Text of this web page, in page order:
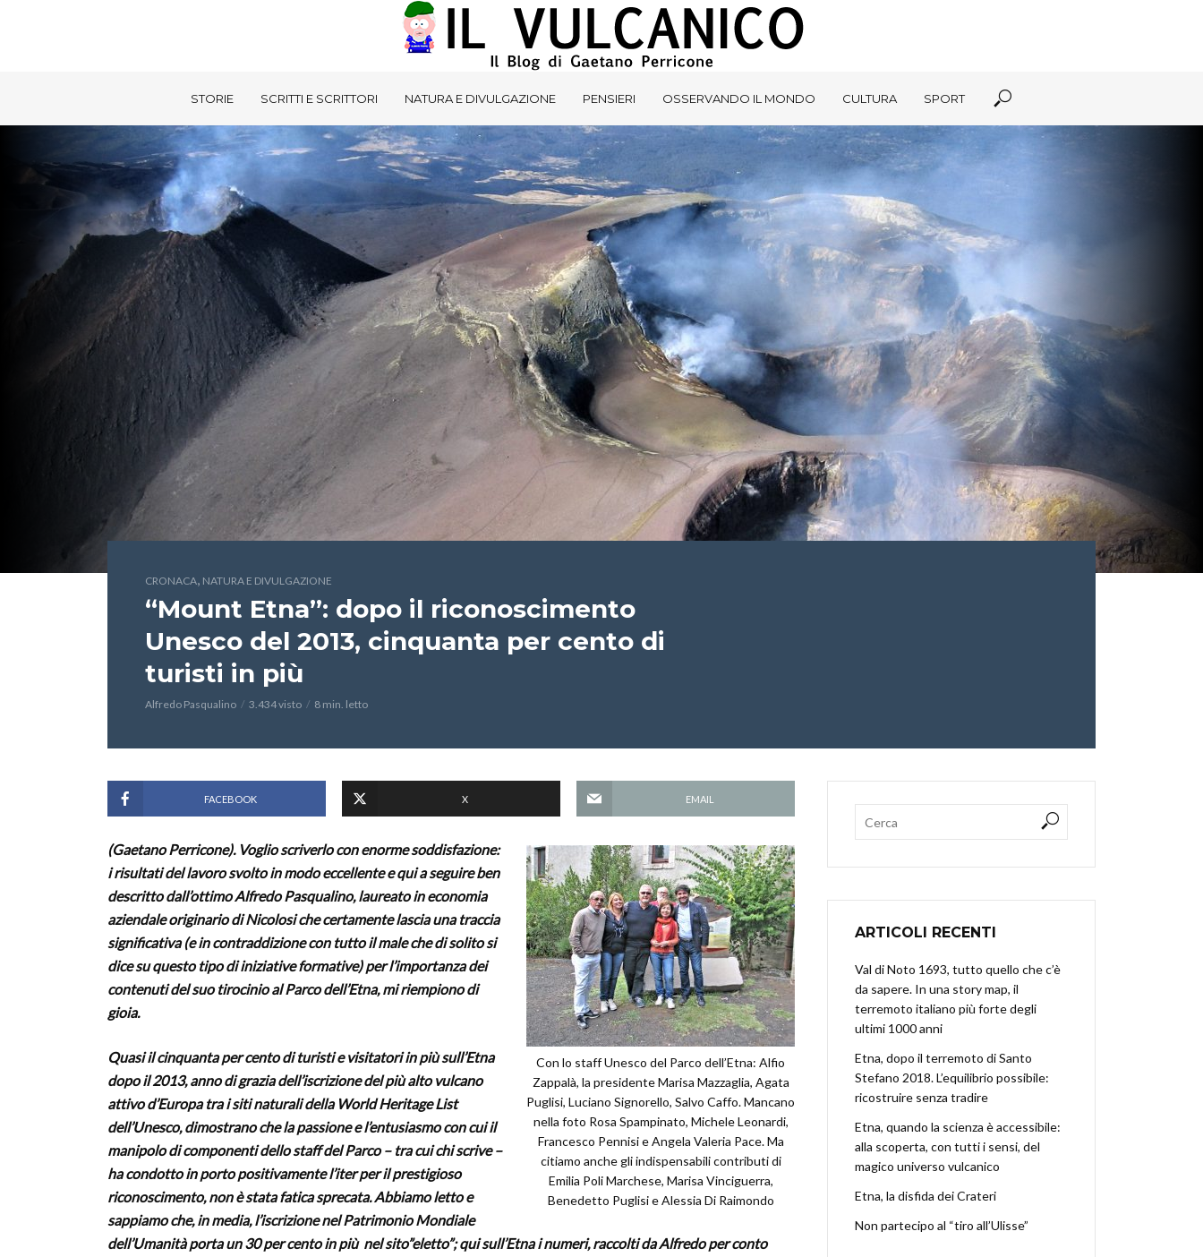
STORIE SCRITTI E SCRITTORI NATURA E DIVULGAZIONE PENSIERI OSSERVANDO IL MONDO CULTURA SPORT
CRONACA, NATURA E DIVULGAZIONE
“Mount Etna”: dopo il riconoscimento
Unesco del 2013, cinquanta per cento di
turisti in più
Alfredo Pasqualino 3.434 visto 8 min. letto
FACEBOOK X EMAIL
Con lo staff Unesco del Parco dell’Etna: Alfio
Zappalà, la presidente Marisa Mazzaglia, Agata
Puglisi, Luciano Signorello, Salvo Caffo. Mancano
nella foto Rosa Spampinato, Michele Leonardi,
Francesco Pennisi e Angela Valeria Pace. Ma
citiamo anche gli indispensabili contributi di
Emilia Poli Marchese, Marisa Vinciguerra,
Benedetto Puglisi e Alessia Di Raimondo
(Gaetano Perricone). Voglio scriverlo con enorme soddisfazione:
i risultati del lavoro svolto in modo eccellente e qui a seguire ben
descritto dall’ottimo Alfredo Pasqualino, laureato in economia
aziendale originario di Nicolosi che certamente lascia una traccia
significativa (e in contraddizione con tutto il male che di solito si
dice su questo tipo di iniziative formative) per l’importanza dei
contenuti del suo tirocinio al Parco dell’Etna, mi riempiono di
gioia.
Quasi il cinquanta per cento di turisti e visitatori in più sull’Etna
dopo il 2013, anno di grazia dell’iscrizione del più alto vulcano
attivo d’Europa tra i siti naturali della World Heritage List
dell’Unesco, dimostrano che la passione e l’entusiasmo con cui il
manipolo di componenti dello staff del Parco – tra cui chi scrive –
ha condotto in porto positivamente l’iter per il prestigioso
riconoscimento, non è stata fatica sprecata. Abbiamo letto e
sappiamo che, in media, l’iscrizione nel Patrimonio Mondiale
dell’Umanità porta un 30 per cento in più nel sito”eletto”; qui sull’Etna i numeri, raccolti da Alfredo per conto
ARTICOLI RECENTI
Val di Noto 1693, tutto quello che c’è
da sapere. In una story map, il
terremoto italiano più forte degli
ultimi 1000 anni
Etna, dopo il terremoto di Santo
Stefano 2018. L’equilibrio possibile:
ricostruire senza tradire
Etna, quando la scienza è accessibile:
alla scoperta, con tutti i sensi, del
magico universo vulcanico
Etna, la disfida dei Crateri
Non partecipo al “tiro all’Ulisse”